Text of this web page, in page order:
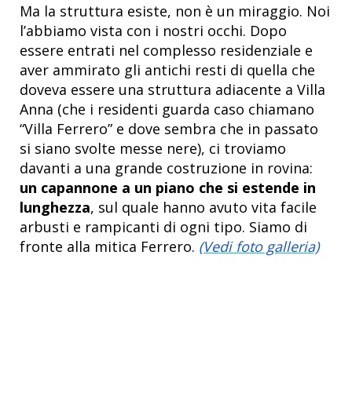
Ma la struttura esiste, non è un miraggio. Noi
l’abbiamo vista con i nostri occhi. Dopo
essere entrati nel complesso residenziale e
aver ammirato gli antichi resti di quella che
doveva essere una struttura adiacente a Villa
Anna (che i residenti guarda caso chiamano
“Villa Ferrero” e dove sembra che in passato
si siano svolte messe nere), ci troviamo
davanti a una grande costruzione in rovina:
un capannone a un piano che si estende in
lunghezza, sul quale hanno avuto vita facile
arbusti e rampicanti di ogni tipo. Siamo di
fronte alla mitica Ferrero. (Vedi foto galleria)